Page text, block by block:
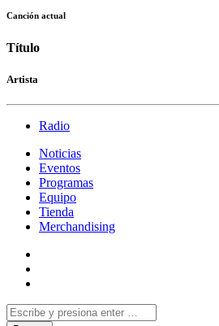
Canción actual
Título
Artista
Radio
Noticias
Eventos
Programas
Equipo
Tienda
Merchandising